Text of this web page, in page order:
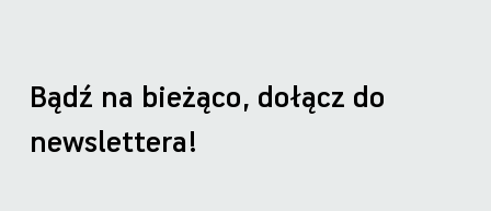
Bądź na bieżąco, dołącz do
newslettera!